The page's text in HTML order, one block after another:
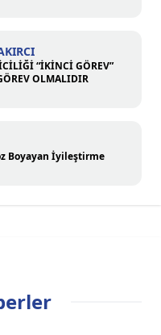
“İKİNCİ GÖREV”
OLMALIDIR
Boyayan İyileştirme